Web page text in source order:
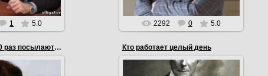
1 5.0 2292 0 5.0
Если тебя из 100 раз посылают 99 Кто работает целый день